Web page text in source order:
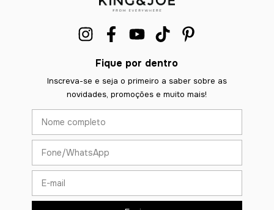
Fique por dentro
Inscreva-se e seja o primeiro a saber sobre as
novidades, promoções e muito mais!